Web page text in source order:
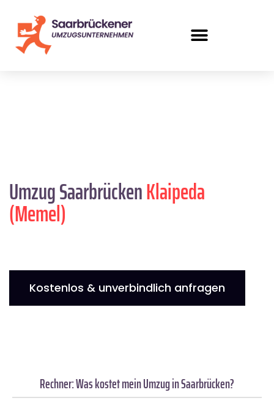
Umzug SaarbrückenKlaipeda
(Memel)
Kostenlos & unverbindlich anfragen
Rechner: Was kostet mein Umzug in Saarbrücken?